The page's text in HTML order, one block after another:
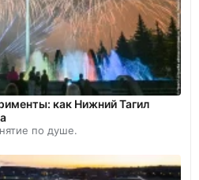
как Нижний Тагил
по душе.